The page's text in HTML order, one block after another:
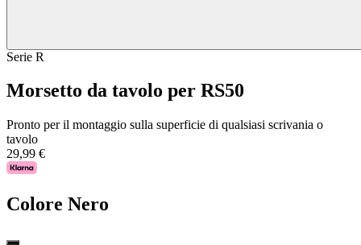
Serie R
Morsetto da tavolo per RS50
Pronto per il montaggio sulla superficie di qualsiasi scrivania o
tavolo
29,99 €
Colore Nero